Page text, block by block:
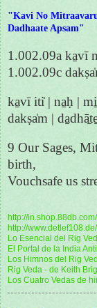
"Kavi No
Dadhaate Apsam"
1.002.09a ka̱vī
1.002.09c
ka̱vī iti̍ | na̱ḥ |
dakṣa̍m |
9 Our Sages,
birth,
Vouchsafe us
http://
http://
Lo Esencial del Rig
El Portal de la India
Los Himnos del Rig
Rig Veda - de Keith
Los Cuatro Vedas de